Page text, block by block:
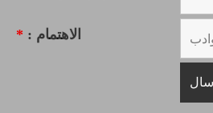
الاهتمام : *